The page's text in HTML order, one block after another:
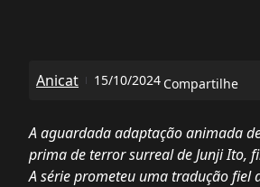
Anicat 15/10/2024 Compartilhe
A aguardada adaptação animada
prima de terror surreal de Junji Ito,
A série prometeu uma tradução fiel